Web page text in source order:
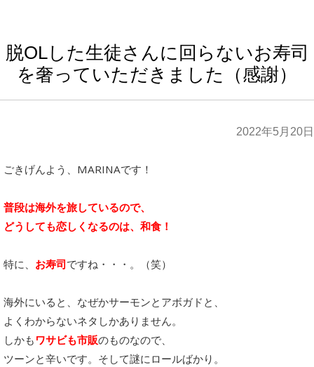
脱OLした生徒さんに回らないお寿司
を奢っていただきました（感謝）
2022年5月20日
ごきげんよう、MARINAです！
普段は海外を旅しているので、
どうしても恋しくなるのは、和食！
特に、 お寿司ですね・・・。（笑）
海外にいると、なぜかサーモンとアボガドと、
よくわからないネタしかありません。
しかも ワサビも市販のものなので、
ツーンと辛いです。そして謎にロールばかり。